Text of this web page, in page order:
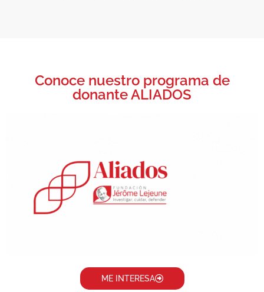
Conoce nuestro programa de
donante ALIADOS
ME INTERESA